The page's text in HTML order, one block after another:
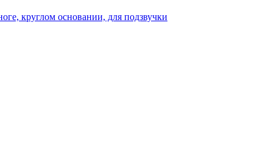
круглом основании, для подзвучки